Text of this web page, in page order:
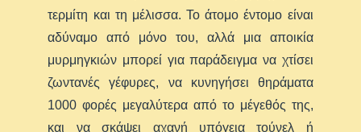
τερμίτη και τη μέλισσα. Το άτομο έντομο είναι
αδύναμο από μόνο του, αλλά μια αποικία
μυρμηγκιών μπορεί για παράδειγμα να χτίσει
ζωντανές γέφυρες, να κυνηγήσει θηράματα
1000 φορές μεγαλύτερα από το μέγεθός της,
και να σκάψει αχανή υπόγεια τούνελ ή